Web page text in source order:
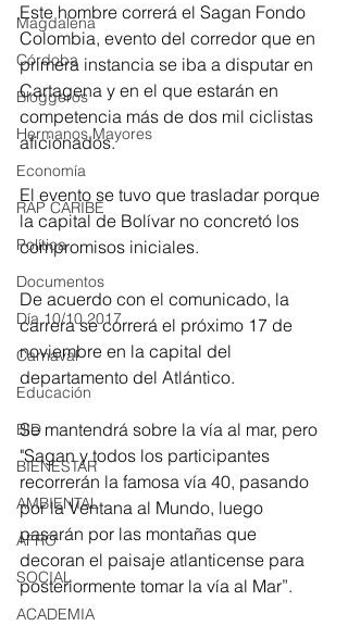
Magdalena
Córdoba
Bloggeros
Hermanos Mayores
Economía
RAP CARIBE
Política
Documentos
Día 10/10 2017
Carnaval
Educación
BID
BIENESTAR
AMBIENTAL
AFRO
SOCIAL
ACADEMIA
Este hombre correrá el Sagan Fondo
Colombia, evento del corredor que en
primera instancia se iba a disputar en
Cartagena y en el que estarán en
competencia más de dos mil ciclistas
aficionados.
El evento se tuvo que trasladar porque
la capital de Bolívar no concretó los
compromisos iniciales.
De acuerdo con el comunicado, la
carrera se correrá el próximo 17 de
noviembre en la capital del
departamento del Atlántico.
Se mantendrá sobre la vía al mar, pero
"Sagan y todos los participantes
recorrerán la famosa vía 40, pasando
por la Ventana al Mundo, luego
pasarán por las montañas que
decoran el paisaje atlanticense para
posteriormente tomar la vía al Mar”.